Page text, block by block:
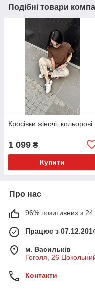
Подібні товари
Кросівки жіночі, кольорові
1 099 ₴
Купити
Про нас
96% позитивних з 24
Працює з
м. Васильків
Гоголя, 26
Контакти